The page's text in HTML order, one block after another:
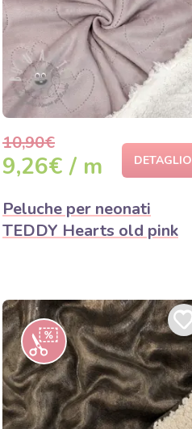
10,90€
9,26€ / m DETAGLIO
Peluche per neonati
TEDDY Hearts old pink